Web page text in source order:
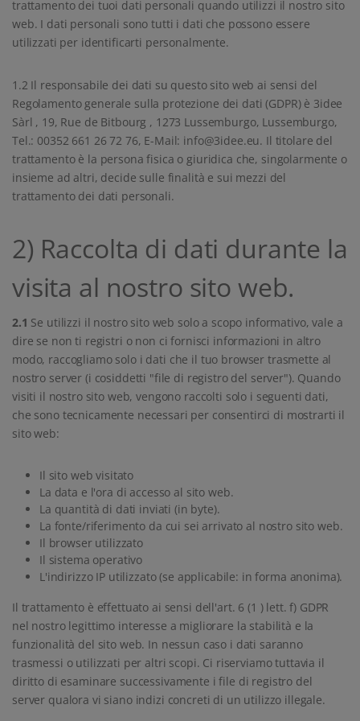
trattamento dei tuoi dati personali quando utilizzi il nostro sito
web. I dati personali sono tutti i dati che possono essere
utilizzati per identificarti personalmente.
1.2 Il responsabile dei dati su questo sito web ai sensi del
Regolamento generale sulla protezione dei dati (GDPR) è 3idee
Sàrl , 19, Rue de Bitbourg , 1273 Lussemburgo, Lussemburgo,
Tel.: 00352 661 26 72 76, E-Mail: info@3idee.eu. Il titolare del
trattamento è la persona fisica o giuridica che, singolarmente o
insieme ad altri, decide sulle finalità e sui mezzi del
trattamento dei dati personali.
2) Raccolta di dati durante la
visita al nostro sito web.
2.1 Se utilizzi il nostro sito web solo a scopo informativo, vale a
dire se non ti registri o non ci fornisci informazioni in altro
modo, raccogliamo solo i dati che il tuo browser trasmette al
nostro server (i cosiddetti "file di registro del server"). Quando
visiti il nostro sito web, vengono raccolti solo i seguenti dati,
che sono tecnicamente necessari per consentirci di mostrarti il
sito web:
Il sito web visitato
La data e l'ora di accesso al sito web.
La quantità di dati inviati (in byte).
La fonte/riferimento da cui sei arrivato al nostro sito web.
Il browser utilizzato
Il sistema operativo
L'indirizzo IP utilizzato (se applicabile: in forma anonima).
Il trattamento è effettuato ai sensi dell'art. 6 (1 ) lett. f) GDPR
nel nostro legittimo interesse a migliorare la stabilità e la
funzionalità del sito web. In nessun caso i dati saranno
trasmessi o utilizzati per altri scopi. Ci riserviamo tuttavia il
diritto di esaminare successivamente i file di registro del
server qualora vi siano indizi concreti di un utilizzo illegale.